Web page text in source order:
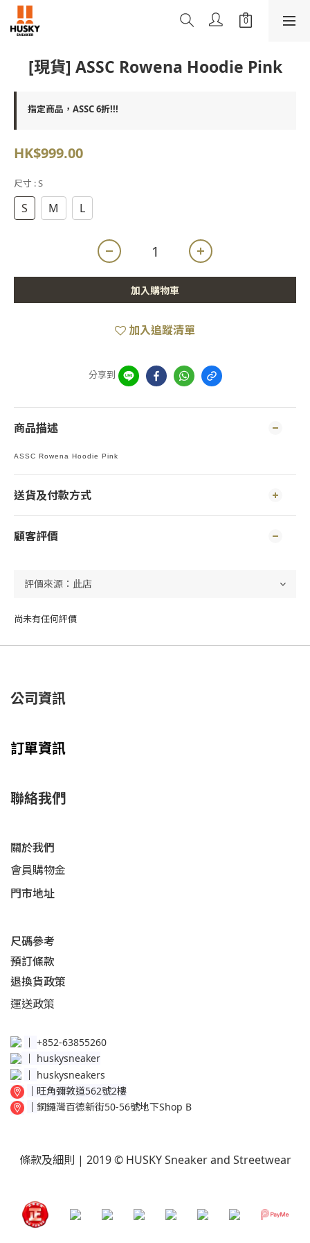
[現貨] ASSC Rowena Hoodie Pink
指定商品，ASSC 6折!!!
HK$999.00
尺寸 : S
S M L
加入購物車
加入追蹤清單
分享到
商品描述
ASSC Rowena Hoodie Pink
送貨及付款方式
顧客評價
尚未有任何評價
公司資訊
訂單資訊
聯絡我們
關於我們
會員購物金
門市地址
尺碼參考
預訂條款
退換貨政策​
運送政策​
│ +852-63855260
huskysneaker
│ huskysneakers
│ 旺角彌敦道562號2樓
│ 銅鑼灣百德新街50-56號地下Shop B
條款及細則 | 2019 © HUSKY Sneaker and Streetwear